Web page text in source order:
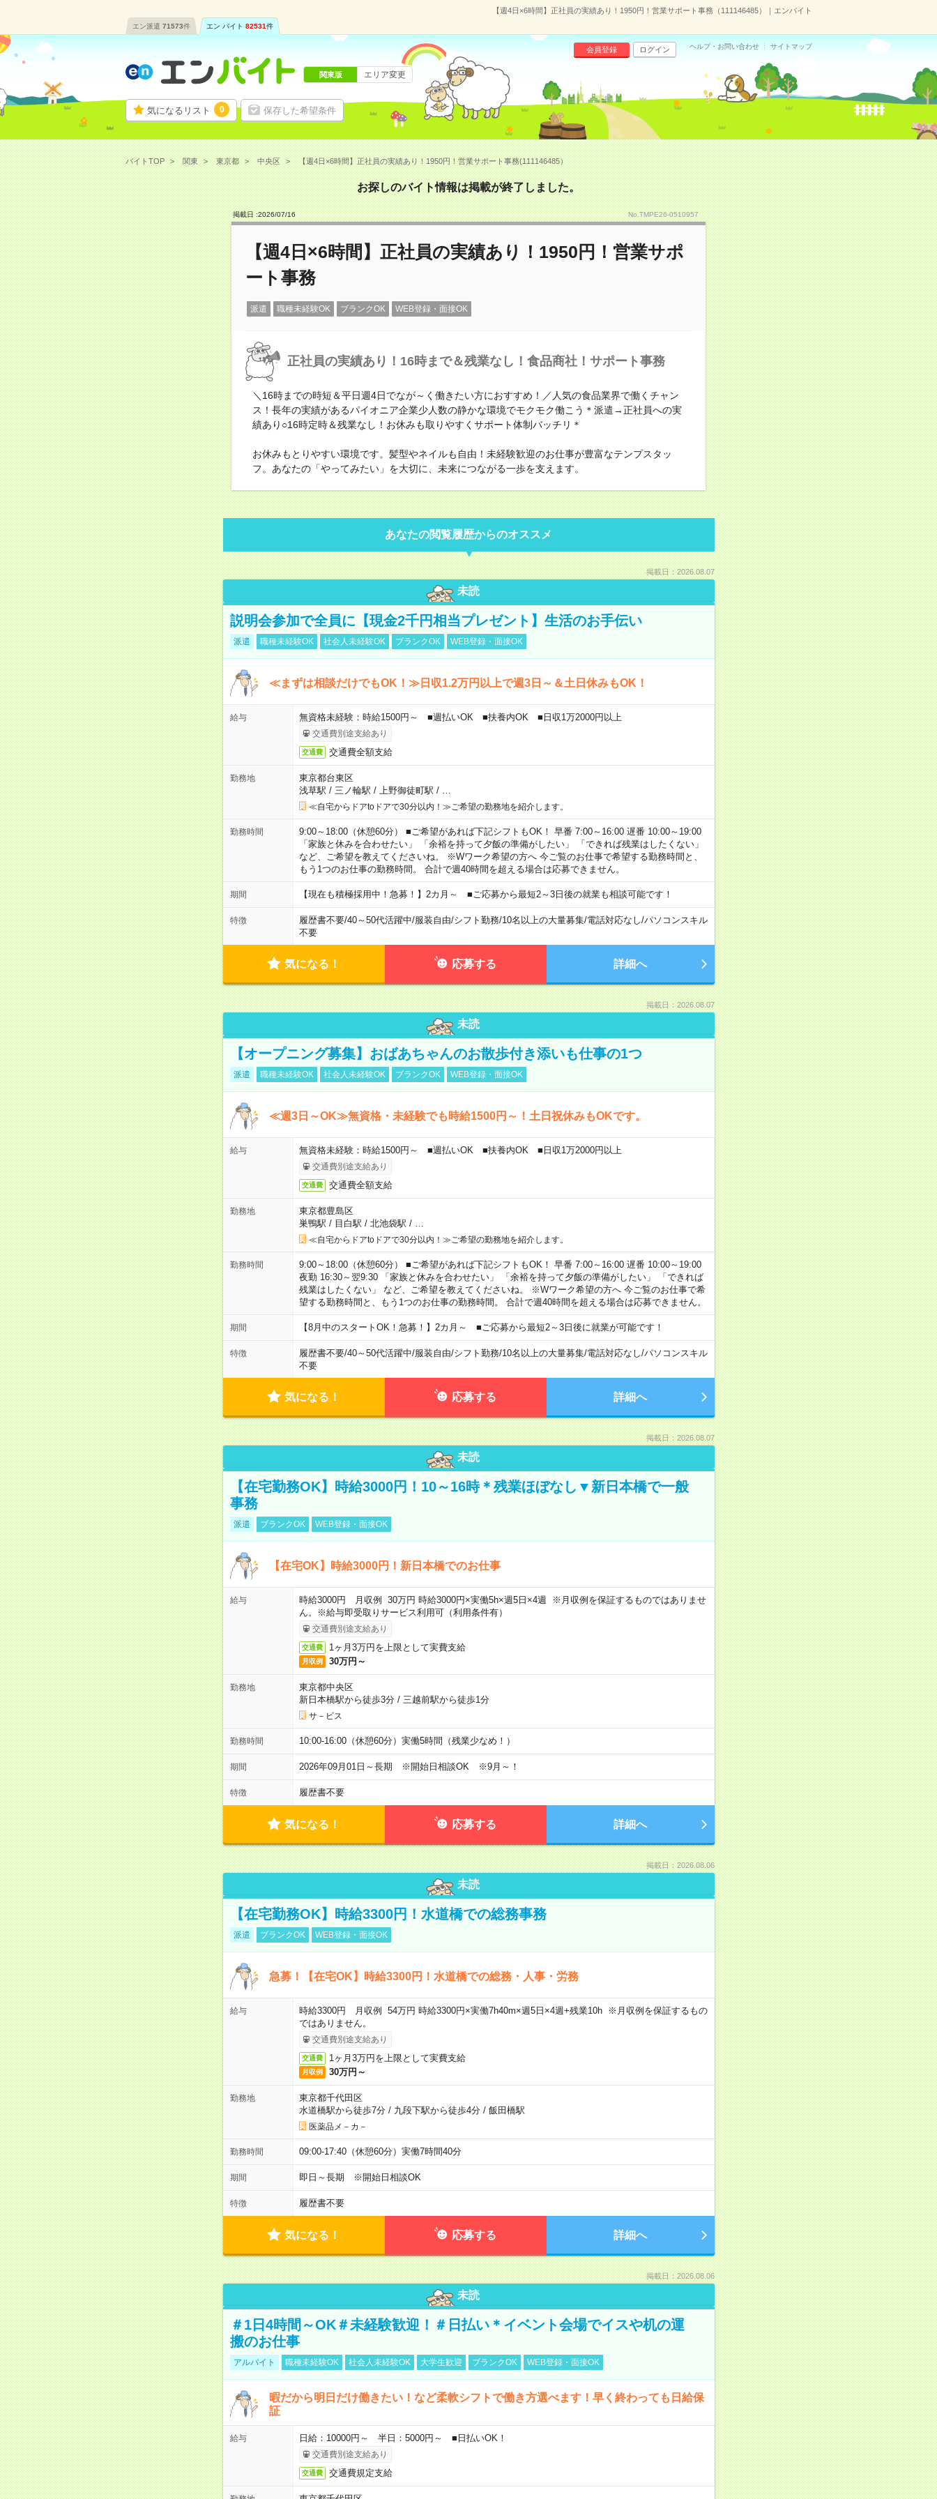
【週4日×6時間】正社員の実績あり！1950円！営業サポート事務（111146485）｜エンバイト
エン派遣 71573件 エン バイト 82531件
気になるリスト 0 保存した希望条件
会員登録 ログイン ヘルプ・お問い合わせ サイトマップ
関東版 エリア変更
バイトTOP 関東 東京都 中央区 【週4日×6時間】正社員の実績あり！1950円！営業サポート事務(111146485）
お探しのバイト情報は掲載が終了しました。
掲載日 :2026/07/16 No.TMPE26-0510957
【週4日×6時間】正社員の実績あり！1950円！営業サポ
ート事務
派遣 職種未経験OK ブランクOK WEB登録・面接OK
正社員の実績あり！16時まで＆残業なし！食品商社！サポート事務
＼16時までの時短＆平日週4日でなが～く働きたい方におすすめ！／人気の食品業界で働くチャン
ス！長年の実績があるパイオニア企業少人数の静かな環境でモクモク働こう＊派遣→正社員への実
績あり○16時定時＆残業なし！お休みも取りやすくサポート体制バッチリ＊
お休みもとりやすい環境です。髪型やネイルも自由！未経験歓迎のお仕事が豊富なテンプスタッ
フ。あなたの「やってみたい」を大切に、未来につながる一歩を支えます。
あなたの閲覧履歴からのオススメ
掲載日：2026.08.07
未読
説明会参加で全員に【現金2千円相当プレゼント】生活のお手伝い
派遣 職種未経験OK 社会人未経験OK ブランクOK WEB登録・面接OK
≪まずは相談だけでもOK！≫日収1.2万円以上で週3日～＆土日休みもOK！
給与 無資格未経験：時給1500円～ ■週払いOK ■扶養内OK ■日収1万2000円以上
交通費別途支給あり
交通費 交通費全額支給
勤務地
東京都台東区
浅草駅 / 三ノ輪駅 / 上野御徒町駅 /
≪自宅からドアtoドアで30分以内！≫ご希望の勤務地を紹介します。
勤務時間
9:00～18:00（休憩60分） ■ご希望があれば下記シフトもOK！ 早番 7:00～16:00 遅番 10:00～19:00
「家族と休みを合わせたい」 「余裕を持って夕飯の準備がしたい」 「できれば残業はしたくない」
など、ご希望を教えてくださいね。 ※Wワーク希望の方へ 今ご覧のお仕事で希望する勤務時間と、
もう1つのお仕事の勤務時間。 合計で週40時間を超える場合は応募できません。
期間 【現在も積極採用中！急募！】2カ月～ ■ご応募から最短2～3日後の就業も相談可能です！
特徴 履歴書不要/40～50代活躍中/服装自由/シフト勤務/10名以上の大量募集/電話対応なし/パソコンスキル
不要
気になる！ 応募する 詳細へ
掲載日：2026.08.07
未読
【オープニング募集】おばあちゃんのお散歩付き添いも仕事の1つ
派遣 職種未経験OK 社会人未経験OK ブランクOK WEB登録・面接OK
≪週3日～OK≫無資格・未経験でも時給1500円～！土日祝休みもOKです。
給与 無資格未経験：時給1500円～ ■週払いOK ■扶養内OK ■日収1万2000円以上
交通費別途支給あり
交通費 交通費全額支給
勤務地
東京都豊島区
巣鴨駅 / 目白駅 / 北池袋駅 /
≪自宅からドアtoドアで30分以内！≫ご希望の勤務地を紹介します。
勤務時間
9:00～18:00（休憩60分） ■ご希望があれば下記シフトもOK！ 早番 7:00～16:00 遅番 10:00～19:00
夜勤 16:30～翌9:30 「家族と休みを合わせたい」 「余裕を持って夕飯の準備がしたい」 「できれば
残業はしたくない」 など、ご希望を教えてくださいね。 ※Wワーク希望の方へ 今ご覧のお仕事で希
望する勤務時間と、もう1つのお仕事の勤務時間。 合計で週40時間を超える場合は応募できません。
期間 【8月中のスタートOK！急募！】2カ月～ ■ご応募から最短2～3日後に就業が可能です！
特徴 履歴書不要/40～50代活躍中/服装自由/シフト勤務/10名以上の大量募集/電話対応なし/パソコンスキル
不要
気になる！ 応募する 詳細へ
掲載日：2026.08.07
未読
【在宅勤務OK】時給3000円！10～16時＊残業ほぼなし▼新日本橋で一般
事務
派遣 ブランクOK WEB登録・面接OK
【在宅OK】時給3000円！新日本橋でのお仕事
給与
時給3000円 月収例 30万円 時給3000円×実働5h×週5日×4週 ※月収例を保証するものではありませ
ん。※給与即受取りサービス利用可（利用条件有）
交通費別途支給あり
交通費 1ヶ月3万円を上限として実費支給
月収例 30万円～
勤務地
東京都中央区
新日本橋駅から徒歩3分/ 三越前駅から徒歩1分
サ－ビス
勤務時間 10:00-16:00（休憩60分）実働5時間（残業少なめ！）
期間 2026年09月01日～長期 ※開始日相談OK ※9月～！
特徴 履歴書不要
気になる！ 応募する 詳細へ
掲載日：2026.08.06
未読
【在宅勤務OK】時給3300円！水道橋での総務事務
派遣 ブランクOK WEB登録・面接OK
急募！【在宅OK】時給3300円！水道橋での総務・人事・労務
給与
時給3300円 月収例 54万円 時給3300円×実働7h40m×週5日×4週+残業10h ※月収例を保証するもの
ではありません。
交通費別途支給あり
交通費 1ヶ月3万円を上限として実費支給
月収例 30万円～
勤務地
東京都千代田区
水道橋駅から徒歩7分/ 九段下駅から徒歩4分/ 飯田橋駅
医薬品メ－カ－
勤務時間 09:00-17:40（休憩60分）実働7時間40分
期間 即日～長期 ※開始日相談OK
特徴 履歴書不要
気になる！ 応募する 詳細へ
掲載日：2026.08.06
未読
＃1日4時間～OK＃未経験歓迎！＃日払い＊イベント会場でイスや机の運
搬のお仕事
アルバイト 職種未経験OK 社会人未経験OK 大学生歓迎 ブランクOK WEB登録・面接OK
暇だから明日だけ働きたい！など柔軟シフトで働き方選べます！早く終わっても日給保
証
給与 日給：10000円～ 半日：5000円～ ■日払いOK！
交通費別途支給あり
交通費 交通費規定支給